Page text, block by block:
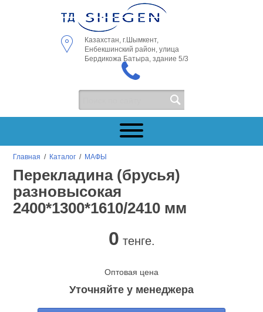
Казахстан, г.Шымкент,
Енбекшинский район, улица
Бердикожа Батыра, здание 5/3
Главная / Каталог / МАФЫ
Перекладина (брусья)
разновысокая
2400*1300*1610/2410 мм
0 тенге.
Оптовая цена
Уточняйте у менеджера